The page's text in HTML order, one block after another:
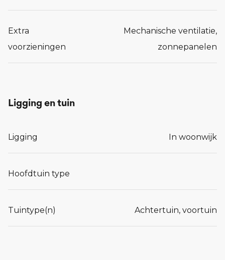
Extra
voorzieningen
Mechanische ventilatie,
zonnepanelen
Ligging en tuin
Ligging In woonwijk
Hoofdtuin type
Tuintype(n) Achtertuin, voortuin